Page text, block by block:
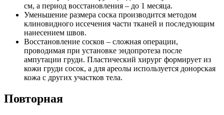
см, а период восстановления – до 1 месяца.
Уменьшение размера соска производится методом
клиновидного иссечения части тканей и последующим
нанесением швов.
Восстановление сосков – сложная операции,
проводимая при установке эндопротеза после
ампутации груди. Пластический хирург формирует из
кожи груди сосок, а для ареолы используется донорская
кожа с других участков тела.
Повторная